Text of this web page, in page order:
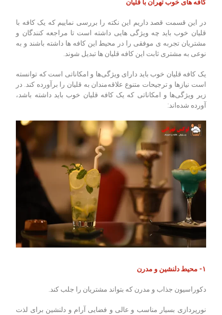
کافه های خوب تهران با قلیان
در این قسمت قصد داریم این نکته را بررسی نماییم که یک کافه با
قلیان خوب باید چه ویژگی هایی داشته است تا مراجعه کنندگان و
مشتریان تجربه ی موفقی را در محیط این کافه ها داشته باشند و به
نوعی به مشتری ثابت این کافه قلیان ها تبدیل شوند.
یک کافه قلیان خوب باید دارای ویژگی‌ها و امکاناتی است که توانسته
است نیازها و ترجیحات متنوع علاقه‌مندان به قلیان را برآورده کند. در
زیر ویژگی‌ها و امکاناتی که یک کافه قلیان خوب باید داشته باشد،
آورده شده‌اند:
۱- محیط دلنشین و مدرن
دکوراسیون جذاب و مدرن که بتواند مشتریان را جلب کند.
نورپردازی بسیار مناسب و عالی و فضایی آرام و دلنشین برای لذت